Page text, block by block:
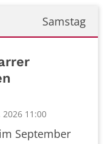
Samstag
2026 11:00
September